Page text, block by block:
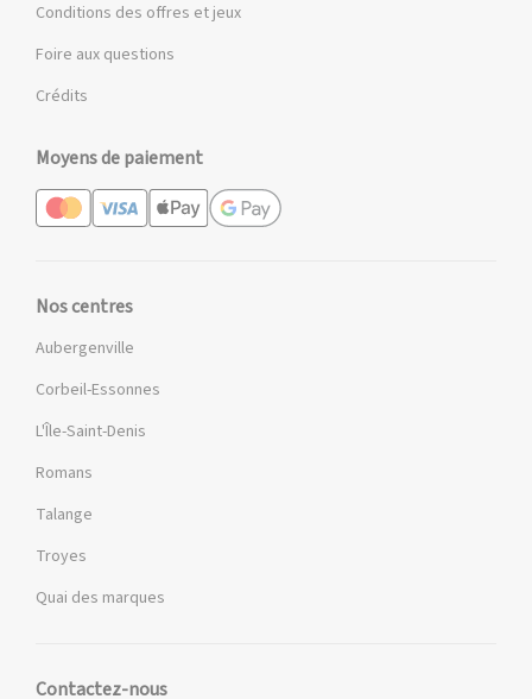
Conditions des offres et jeux
Foire aux questions
Crédits
Moyens de paiement
Nos centres
Aubergenville
Corbeil-Essonnes
L'Île-Saint-Denis
Romans
Talange
Troyes
Quai des marques
Contactez-nous